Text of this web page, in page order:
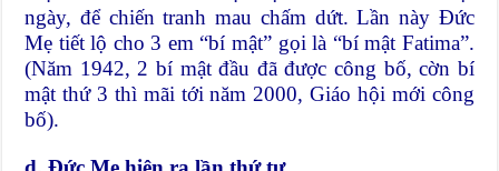
ngày, để chiến tranh mau chấm dứt. Lần này Đức
Mẹ tiết lộ cho 3 em “bí mật” gọi là “bí mật Fatima”.
(Năm 1942, 2 bí mật đầu đã được công bố, cờn bí
mật thứ 3 thì mãi tới năm 2000,Giáo hội mới công
bố).